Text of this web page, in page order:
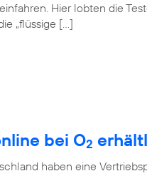
Hier lobten die
„flüssige […]
bei O2
haben eine